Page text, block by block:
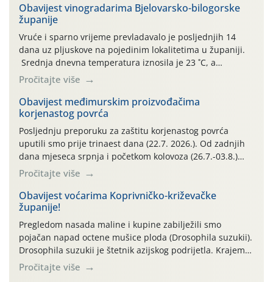
Obavijest vinogradarima Bjelovarsko-bilogorske
županije
Vruće i sparno vrijeme prevladavalo je posljednjih 14
dana uz pljuskove na pojedinim lokalitetima u županiji.
Srednja dnevna temperatura iznosila je 23 ˚C, a
maksimalne su posljednjih dana dosezale do 35 ˚C.
Simptome plamenjače vinove loze (Plasmoparas
viticola) vidljivi su na zapercima i vršnom mladom lišću.
Kako bi i dalje održali zdravu lisnu masu u zaštiti je
moguće […]
Pročitajte više
Obavijest međimurskim proizvođačima
korjenastog povrća
Posljednju preporuku za zaštitu korjenastog povrća
uputili smo prije trinaest dana (22.7. 2026.). Od zadnjih
dana mjeseca srpnja i početkom kolovoza (26.7.-03.8.)
traje izuzetno nepovoljno meteorološko razdoblje za rast
i razvoj korjenastog povrća: najviše dnevne temperature
zraka zadnjih su devet dana u rasponu 30,7°-38,0°C!
Drugi ovogodišnji “toplinski udar” naročito je izražen
zadnja četiri dana (31.7.-03.8.), […]
Pročitajte više
Obavijest voćarima Koprivničko-križevačke
županije!
Pregledom nasada maline i kupine zabilježili smo
pojačan napad octene mušice ploda (Drosophila suzukii).
Drosophila suzukii je štetnik azijskog podrijetla. Krajem
2010. godine prvi puta je registriran u Hrvatskoj, a u
rujnu 2016. godine na našem su području zabilježene
Pročitajte više